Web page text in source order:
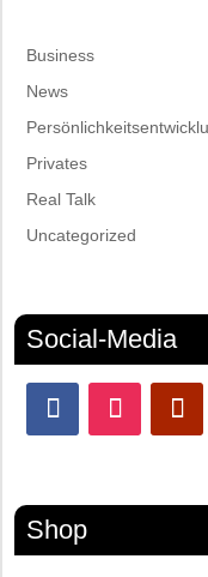
Business
News
Privates
Real Talk
Uncategorized
Social-Media
Shop